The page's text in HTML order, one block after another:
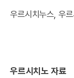
우르시치누스, 우
우르시치노 자료